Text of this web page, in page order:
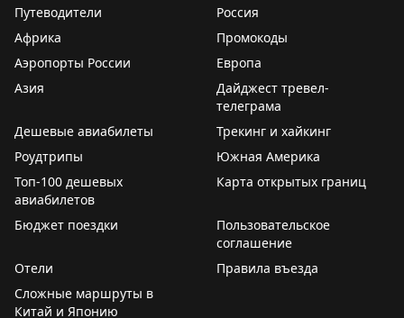
Путеводители
Россия
Африка
Промокоды
Аэропорты России
Европа
Азия
Дайджест тревел-
телеграма
Дешевые авиабилеты
Трекинг и хайкинг
Роудтрипы
Южная Америка
Топ-100 дешевых
авиабилетов
Карта открытых границ
Бюджет поездки
Пользовательское
соглашение
Отели
Правила въезда
Сложные маршруты в
Китай и Японию